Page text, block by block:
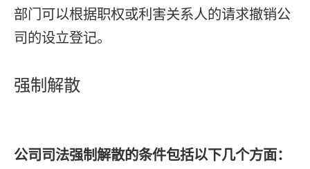
部门可以根据职权或利害关系人的请求撤销公
司的设立登记。
强制解散
公司司法强制解散的条件包括以下几个方面：